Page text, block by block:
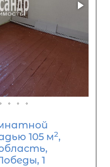
105 м2,
1